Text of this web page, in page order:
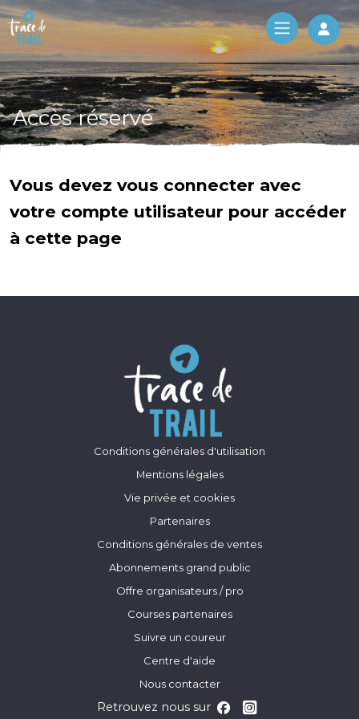
Log
Accès réservé
Vous devez vous connecter avec
votre compte utilisateur pour accéder
à cette page
Conditions générales d'utilisation
Mentions légales
Vie privée et cookies
Partenaires
Conditions générales de ventes
Abonnements grand public
Offre organisateurs / pro
Courses partenaires
Suivre un coureur
Centre d'aide
Nous contacter
Retrouvez nous sur